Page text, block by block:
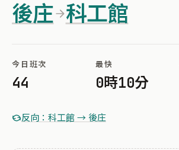
後庄 科工館
今日班次
44
最快
0時10分
反向：科工館 → 後庄